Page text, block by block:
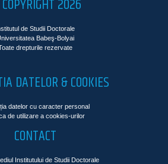
2026
de Studii Doctorale
Babeş-Bolyai
drepturile rezervate
DATELOR & COOKIES
datelor cu caracter personal
de utilizare a cookies-urilor
CONTACT
Institutului de Studii Doctorale